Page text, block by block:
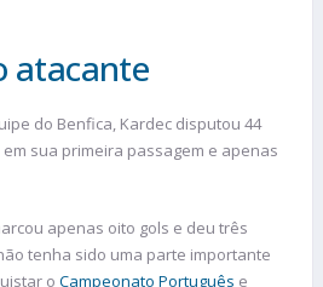
atacante
do Benfica, Kardec disputou 44
sua primeira passagem e apenas
apenas oito gols e deu três
tenha sido uma parte importante
o Campeonato Português e